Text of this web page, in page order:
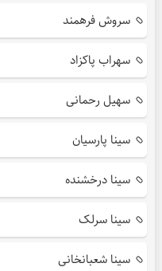
سروش فرهمند
سهراب پاکزاد
سهیل رحمانی
سینا پارسیان
سینا درخشنده
سینا سرلک
سینا شعبانخانی